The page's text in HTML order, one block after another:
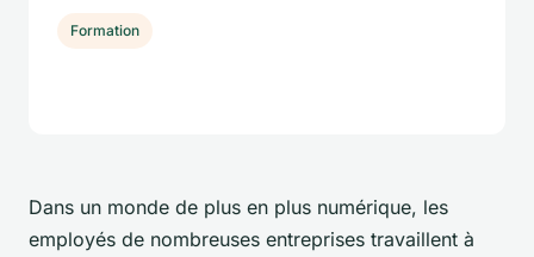
Dans un monde de plus en plus numérique, les
employés de nombreuses entreprises travaillent à
Formation